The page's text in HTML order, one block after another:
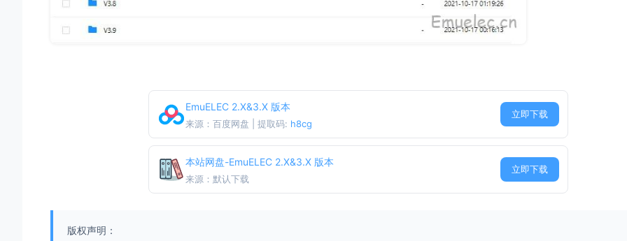
EmuELEC 2.X&3.X 版本
来源：百度网盘 | 提取码: h8cg
立即下载
本站网盘-EmuELEC 2.X&3.X 版本
来源：默认下载
立即下载
版权声明：